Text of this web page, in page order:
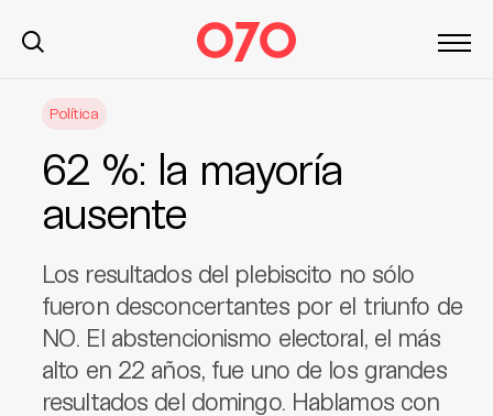
Política
62 %: la mayoría
ausente
Los resultados del plebiscito no sólo
fueron desconcertantes por el triunfo de
NO. El abstencionismo electoral, el más
alto en 22 años, fue uno de los grandes
resultados del domingo. Hablamos con